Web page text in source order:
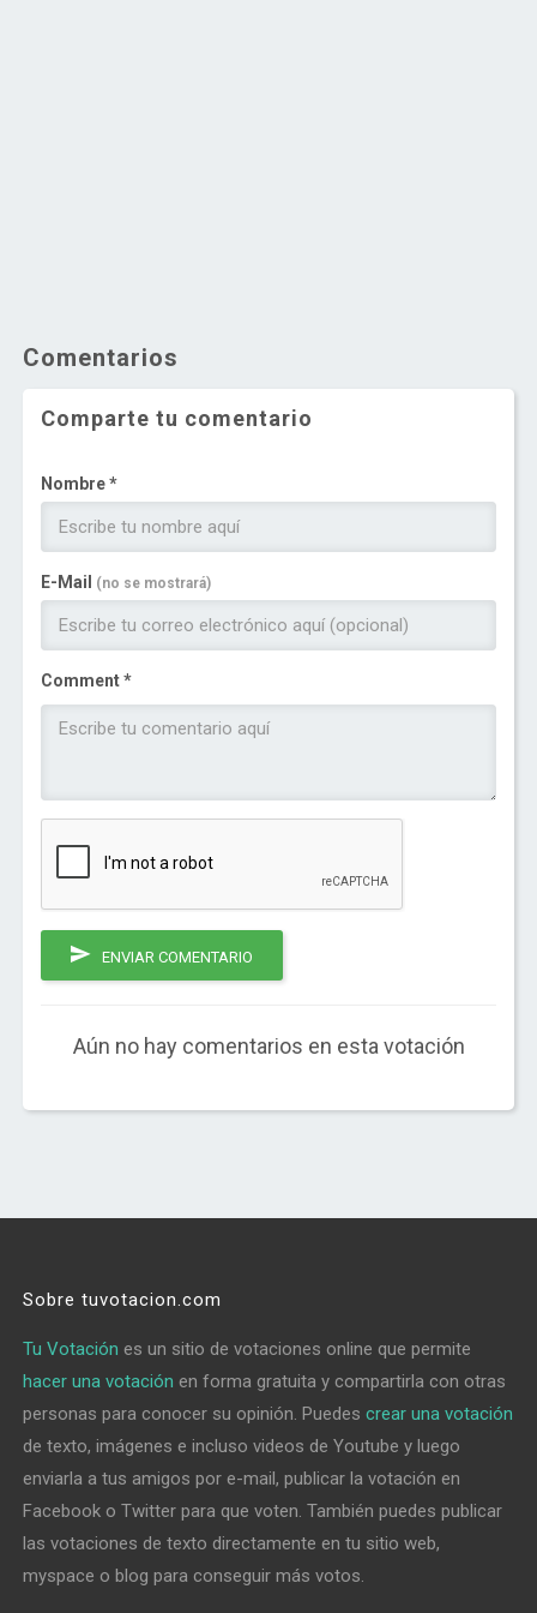
Comentarios
Comparte tu comentario
Nombre *
E-Mail (no se mostrará)
Comment *
ENVIAR COMENTARIO
Aún no hay comentarios en esta votación
Sobre tuvotacion.com
Tu Votación es un sitio de votaciones online que permite
hacer una votación en forma gratuita y compartirla con otras
personas para conocer su opinión. Puedescrear una votación
de texto, imágenes e incluso videos de Youtube y luego
enviarla a tus amigos por e-mail, publicar la votación en
Facebook o Twitter para que voten. También puedes publicar
las votaciones de texto directamente en tu sitio web,
myspace o blog para conseguir más votos.